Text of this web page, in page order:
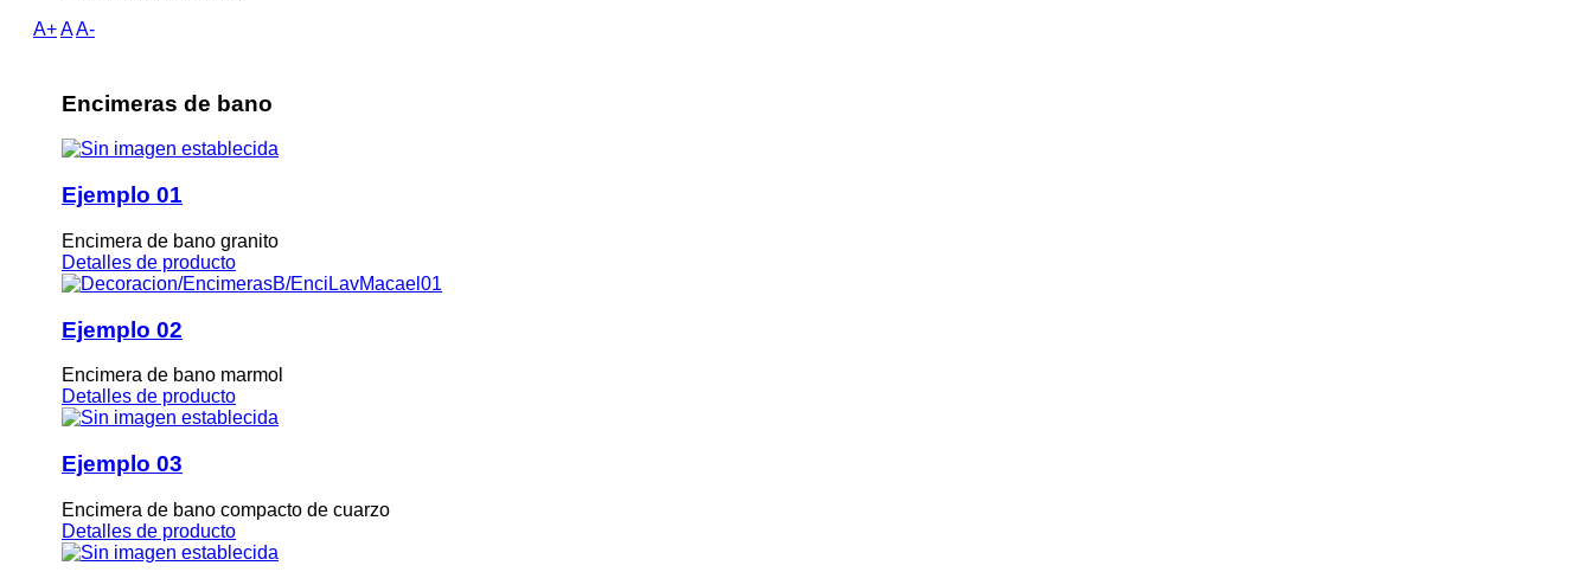
A+AA-
Encimeras de bano
Ejemplo 01
Encimera de bano granito
Detalles de producto
Ejemplo 02
Encimera de bano marmol
Detalles de producto
Ejemplo 03
Encimera de bano compacto de cuarzo
Detalles de producto